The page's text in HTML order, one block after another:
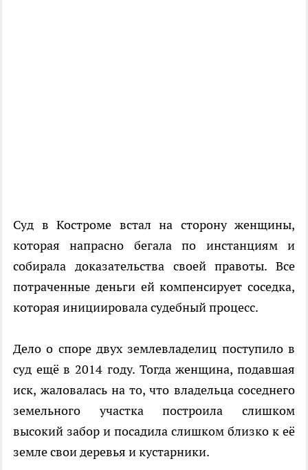
Суд в Костроме встал на сторону женщины,
которая напрасно бегала по инстанциям и
собирала доказательства своей правоты. Все
потраченные деньги ей компенсирует соседка,
которая инициировала судебный процесс.
Дело о споре двух землевладелиц поступило в
суд ещё в 2014 году. Тогда женщина, подавшая
иск, жаловалась на то, что владельца соседнего
земельного участка построила слишком
высокий забор и посадила слишком близко к её
земле свои деревья и кустарники.